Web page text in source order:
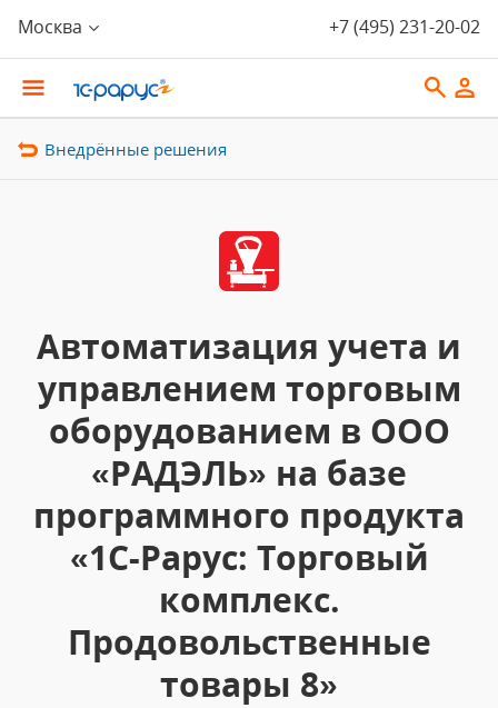
Москва +7 (495) 231-20-02
Внедрённые решения
Автоматизация учета и
управлением торговым
оборудованием в ООО
«РАДЭЛЬ» на базе
программного продукта
«1С-Рарус: Торговый
комплекс.
Продовольственные
товары 8»